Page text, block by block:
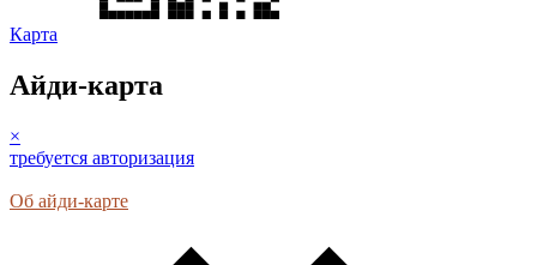
Карта
Айди-карта
×
требуется авторизация
Об айди-карте